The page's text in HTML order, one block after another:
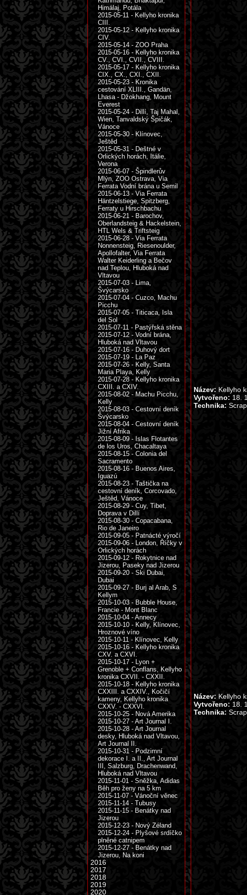
Název: Kellyho
Vytvořeno: 18.
Technika:
Název: Kellyho
Vytvořeno: 18.
Technika:
Himálaj, Potála
2015-05-11 - Kellyho kronika
CIII.
2015-05-12 - Kellyho kronika
CIV.
2015-05-14 - ZOO Praha
2015-05-16 - Kellyho kronika
CV., CVI., CVII., CVIII.
2015-05-17 - Kellyho kronika
CIX., CX., CXI., CXII.
2015-05-23 - Kronika
cestování XLIII., Gandän,
Lhasa - Džokhang, Mount
Everest
2015-05-24 - Dillí, Taj Mahal,
Wien, Tanvaldský Špičák,
Vánoce
2015-05-30 - Klínovec,
Ještěd
2015-05-31 - Deštné v
Orlických horách, Itálie,
Verona
2015-06-07 - Špindlerův
Mlýn, ZOO Ostrava, Via
Ferrata Vodní brána u Semil
2015-06-13 - Via Ferrata
Häntzelstiege, Spitzberg,
Ferraty u Hirschbachu
2015-06-21 - Barochov,
Oberlandsteig & Hackelstein,
HTL Wels & Triftsteig
2015-06-28 - Via Ferrata
Nonnensteig, Riesenoulder,
Apollofalter, Via Ferrata
Walter Keiderling a Bečov
nad Teplou, Hluboká nad
Vltavou
2015-07-03 - Lima,
Švýcarsko
2015-07-04 - Cuzco, Machu
Picchu
2015-07-05 - Titicaca, Isla
del Sol
2015-07-11 - Pastýřská stěna
2015-07-12 - Vodní brána,
Hluboká nad Vltavou
2015-07-16 - Duhový dort
2015-07-19 - La Paz
2015-07-26 - Kelly, Santa
Maria Playa, Kelly
2015-07-28 - Kellyho kronika
CXIII. a CXIV.
2015-08-02 - Machu Picchu,
Kelly
2015-08-03 - Cestovní deník
Švýcarsko
2015-08-04 - Cestovní deník
Jižní Afrika
2015-08-09 - Islas Flotantes
de los Uros, Chacaltaya
2015-08-15 - Colonia del
Sacramento
2015-08-16 - Buenos Aires,
Iguazú
2015-08-23 - Taštička na
cestovní deník, Corcovado,
Ještěd, Vánoce
2015-08-29 - Cuy, Tibet,
Doprava v Dillí
2015-08-30 - Copacabana,
Rio de Janeiro
2015-09-05 - Patnácté výročí
2015-09-06 - London, Říčky v
Orlických horách
2015-09-12 - Rokytnice nad
Jizerou, Paseky nad Jizerou
2015-09-20 - Ski Dubai,
Dubai
2015-09-27 - Burj al Arab, S
Kellym
2015-10-03 - Bubble House,
Francie - Mont Blanc
2015-10-04 - Annecy
2015-10-10 - Kelly, Klínovec,
Hroznové víno
2015-10-11 - Klínovec, Kelly
2015-10-16 - Kellyho kronika
CXV. a CXVI.
2015-10-17 - Lyon +
Grenoble + Conflans, Kellyho
kronika CXVII. - CXXII.
2015-10-18 - Kellyho kronika
CXXIII. a CXXIV., Kočičí
kameny, Kellyho kronika
CXXV. - CXXVI.
2015-10-25 - Nová Amerika
2015-10-27 - Art Journal I.
2015-10-28 - Art Journal
desky, Hluboká nad Vltavou,
Art Journal II.
2015-10-31 - Podzimní
dekorace I. a II., Art Journal
III, Salzburg, Drachenwand,
Hluboká nad Vltavou
2015-11-01 - Sněžka, Adidas
Běh pro ženy na 5 km
2015-11-07 - Vánoční věnec
2015-11-14 - Tubusy
2015-11-15 - Benátky nad
Jizerou
2015-12-23 - Nový Zéland
2015-12-24 - Plyšové srdíčko
plněné catnipem
2015-12-27 - Benátky nad
Jizerou, Na koni
2016
2017
2018
2019
2020